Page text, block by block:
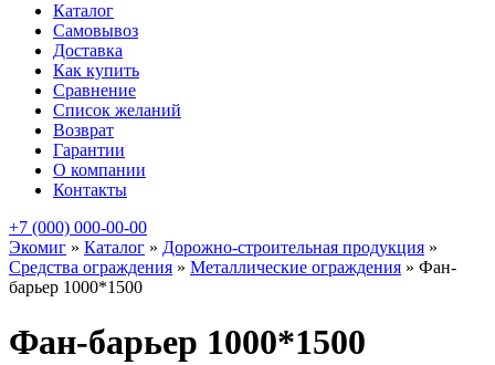
Каталог
Самовывоз
Доставка
Как купить
Сравнение
Список желаний
Возврат
Гарантии
О компании
Контакты
+7 (000) 000-00-00
Экомиг » Каталог » Дорожно-строительная продукция »
Средства ограждения » Металлические ограждения » Фан-
барьер 1000*1500
Фан-барьер 1000*1500